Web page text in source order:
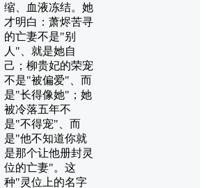
缩、血液冻结。她
才明白：萧烬苦寻
的亡妻不是"别
人"、就是她自
己；柳贵妃的荣宠
不是"被偏爱"、而
是"长得像她"；她
被冷落五年不
是"不得宠"、而
是"他不知道你就
是那个让他册封灵
位的亡妻"。这
种"灵位上的名字